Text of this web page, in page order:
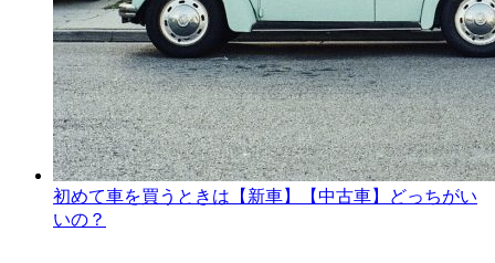
初めて車を買うときは【新車】【中古車】どっちがい
いの？